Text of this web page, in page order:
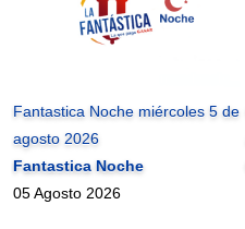
Fantastica Noche miércoles 5 de
agosto 2026
Fantastica Noche
05 Agosto 2026